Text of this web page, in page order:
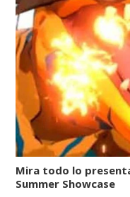
Mira todo lo
Summer Showcase